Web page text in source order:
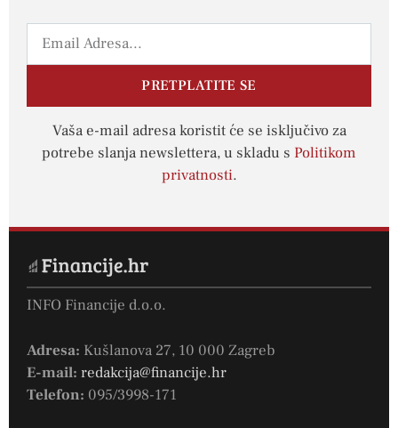
PRETPLATITE SE
Vaša e-mail adresa koristit će se isključivo za
potrebe slanja newslettera, u skladu s Politikom
privatnosti.
INFO Financije d.o.o.
Adresa: Kušlanova 27, 10 000 Zagreb
E-mail: redakcija@financije.hr
Telefon: 095/3998-171